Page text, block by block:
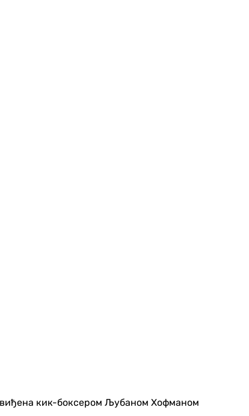
кик-боксером Љубаном Хофманом